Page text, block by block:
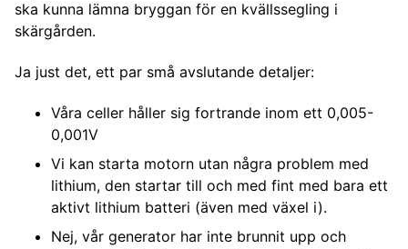
ska kunna lämna bryggan för en kvällssegling i
skärgården.
Ja just det, ett par små avslutande detaljer:
Våra celler håller sig fortrande inom ett 0,005-
0,001V
Vi kan starta motorn utan några problem med
lithium, den startar till och med fint med bara ett
aktivt lithium batteri (även med växel i).
Nej, vår generator har inte brunnit upp och